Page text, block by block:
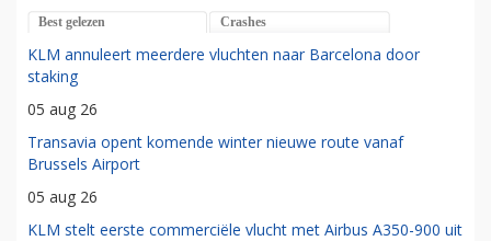
Best gelezen Crashes
KLM annuleert meerdere vluchten naar Barcelona door
staking
05 aug 26
Transavia opent komende winter nieuwe route vanaf
Brussels Airport
05 aug 26
KLM stelt eerste commerciële vlucht met Airbus A350-900 uit